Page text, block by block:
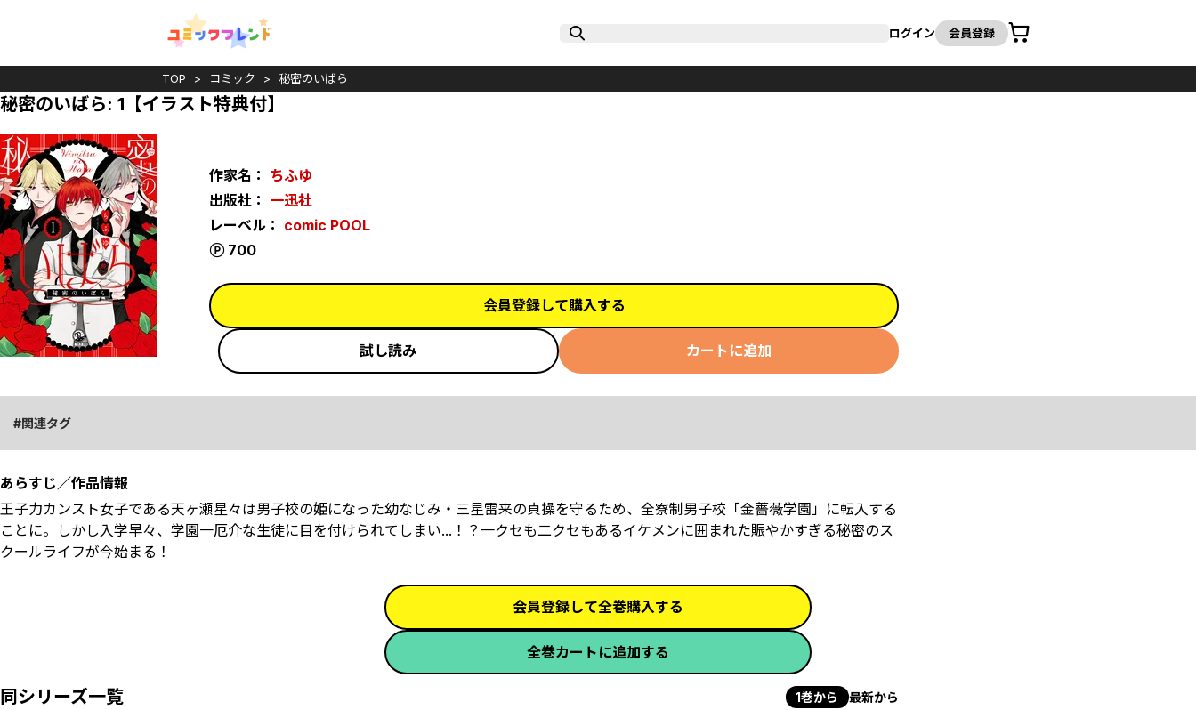
ログイン 会員登録
カート
TOP コミック 秘密のいばら
秘密のいばら: 1【イラスト特典付】
作家名： ちふゆ
出版社： 一迅社
レーベル： comic POOL
700
ポイント
会員登録して購入する
試し読み カートに追加
関連タグ
あらすじ／作品情報
王子力カンスト女子である天ヶ瀬星々は男子校の姫になった幼なじみ・三星雷来の貞操を守るため、全寮制男子校「金薔薇学園」に転入する
ことに。しかし入学早々、学園一厄介な生徒に目を付けられてしまい...！？一クセも二クセもあるイケメンに囲まれた賑やかすぎる秘密のス
クールライフが今始まる！
会員登録して全巻購入する
全巻カートに追加する
同シリーズ一覧 1巻から 最新から